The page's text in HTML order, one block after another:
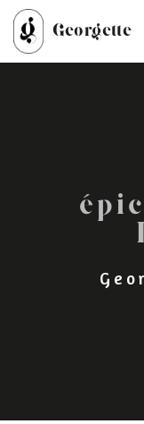
Georgette
Panneau de gestion